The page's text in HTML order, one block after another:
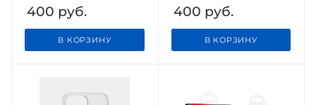
400 руб.
В КОРЗИНУ
400 руб.
В КОРЗИНУ